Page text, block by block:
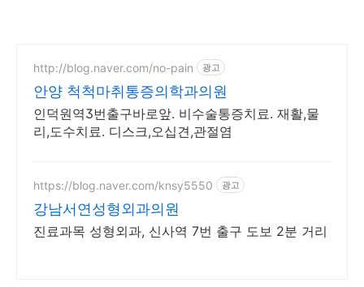
http://blog.naver.com/no-pain 광고
안양 척척마취통증의학과의원
인덕원역3번출구바로앞. 비수술통증치료. 재활,물
리,도수치료. 디스크,오십견,관절염
https://blog.naver.com/knsy5550 광고
강남서연성형외과의원
진료과목 성형외과, 신사역 7번 출구 도보 2분 거리